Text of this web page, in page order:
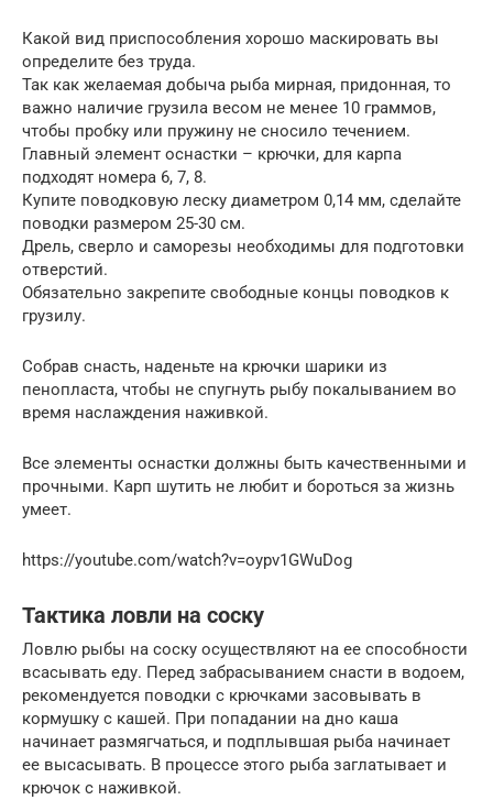
Какой вид приспособления хорошо маскировать вы
определите без труда.
Так как желаемая добыча рыба мирная, придонная, то
важно наличие грузила весом не менее 10 граммов,
чтобы пробку или пружину не сносило течением.
Главный элемент оснастки – крючки, для карпа
подходят номера 6, 7, 8.
Купите поводковую леску диаметром 0,14 мм, сделайте
поводки размером 25-30 см.
Дрель, сверло и саморезы необходимы для подготовки
отверстий.
Обязательно закрепите свободные концы поводков к
грузилу.
Собрав снасть, наденьте на крючки шарики из
пенопласта, чтобы не спугнуть рыбу покалыванием во
время наслаждения наживкой.
Все элементы оснастки должны быть качественными и
прочными. Карп шутить не любит и бороться за жизнь
умеет.
https://youtube.com/watch?v=oypv1GWuDog
Тактика ловли на соску
Ловлю рыбы на соску осуществляют на ее способности
всасывать еду. Перед забрасыванием снасти в водоем,
рекомендуется поводки с крючками засовывать в
кормушку с кашей. При попадании на дно каша
начинает размягчаться, и подплывшая рыба начинает
ее высасывать. В процессе этого рыба заглатывает и
крючок с наживкой.